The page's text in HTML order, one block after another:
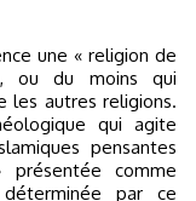
une « religion de
ou du moins qui
les autres religions.
qui agite
pensantes
présentée comme
par ce